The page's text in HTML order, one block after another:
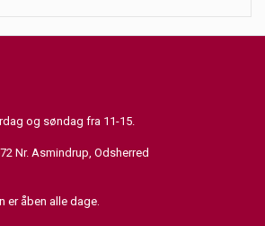
og søndag fra 11-15.
Nr. Asmindrup, Odsherred
er åben alle dage.